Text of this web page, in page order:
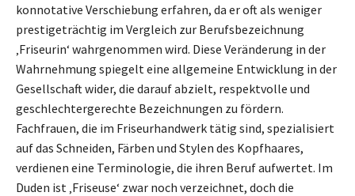
konnotative Verschiebung erfahren, da er oft als weniger
prestigeträchtig im Vergleich zur Berufsbezeichnung
‚Friseurin‘ wahrgenommen wird. Diese Veränderung in der
Wahrnehmung spiegelt eine allgemeine Entwicklung in der
Gesellschaft wider, die darauf abzielt, respektvolle und
geschlechtergerechte Bezeichnungen zu fördern.
Fachfrauen, die im Friseurhandwerk tätig sind, spezialisiert
auf das Schneiden, Färben und Stylen des Kopfhaares,
verdienen eine Terminologie, die ihren Beruf aufwertet. Im
Duden ist ‚Friseuse‘ zwar noch verzeichnet, doch die